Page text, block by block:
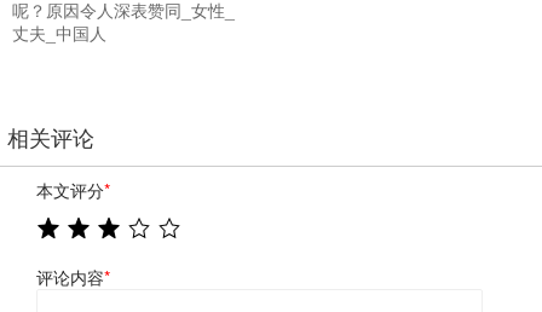
呢？原因令人深表赞同_女性_
丈夫_中国人
相关评论
本文评分*
评论内容*